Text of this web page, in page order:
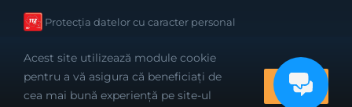
Protecția datelor cu caracter personal
Realizat cu bune intenții de către
Acest site utilizează module cookie
pentru a vă asigura că beneficiați de
cea mai bună experiență pe site-ul
OK